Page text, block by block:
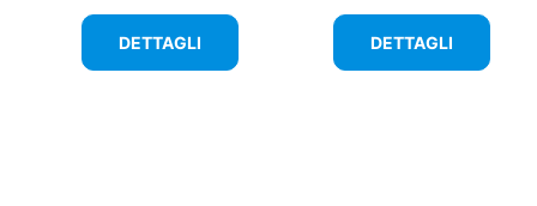
DETTAGLI DETTAGLI